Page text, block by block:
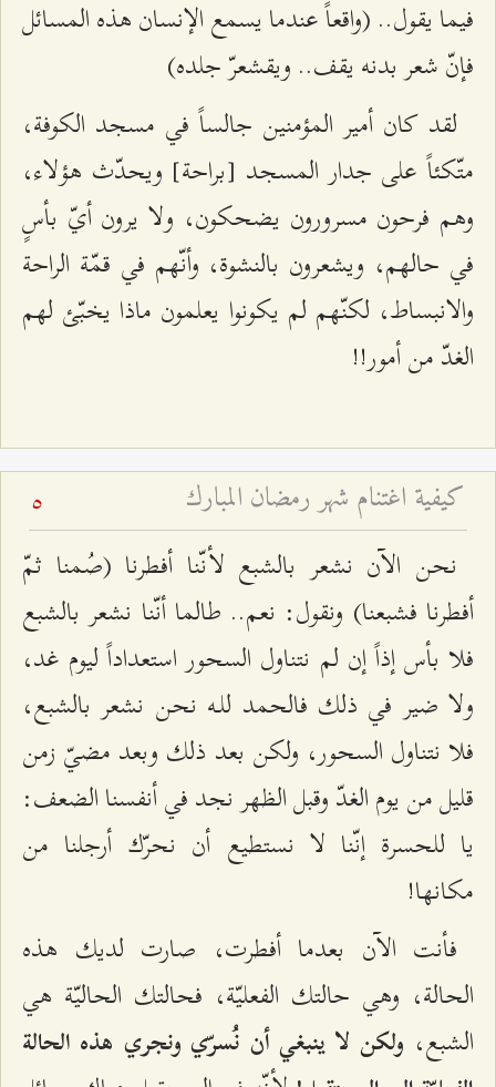
فيما يقول.. (واقعاً عندما يسمع الإنسان هذه المسائل
فإنّ شعر بدنه يقف.. ويقشعرّ جلده)
لقد كان أمير المؤمنين جالساً في مسجد الكوفة،
متّكئاً على جدار المسجد [براحة] ويحدّث هؤلاء،
وهم فرحون مسرورون يضحكون، ولا يرون أيّ بأسٍ
في حالهم، ويشعرون بالنشوة، وأنّهم في قمّة الراحة
والانبساط، لكنّهم لم يكونوا يعلمون ماذا يخبّئ لهم
الغدّ من أمور!!
كيفية اغتنام شهر رمضان المبارك 5
نحن الآن نشعر بالشبع لأنّنا أفطرنا (صُمنا ثمّ
أفطرنا فشبعنا) ونقول: نعم.. طالما أنّنا نشعر بالشبع
فلا بأس إذاً إن لم نتناول السحور استعداداً ليوم غد،
ولا ضير في ذلك فالحمد للـه نحن نشعر بالشبع،
فلا نتناول السحور، ولكن بعد ذلك وبعد مضيّ زمن
قليل من يوم الغدّ وقبل الظهر نجد في أنفسنا الضعف:
يا للحسرة إنّنا لا نستطيع أن نحرّك أرجلنا من
مكانها!
فأنت الآن بعدما أفطرت، صارت لديك هذه
الحالة، وهي حالتك الفعليّة، فحالتك الحاليّة هي
الشبع، ولكن لا ينبغي أن نُسرّي ونجري هذه الحالة